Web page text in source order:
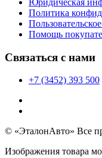
Политика
Помощь
Связаться с нами
+7 (3452) 393 500
© «ЭталонАвто» Все
Изображения товара